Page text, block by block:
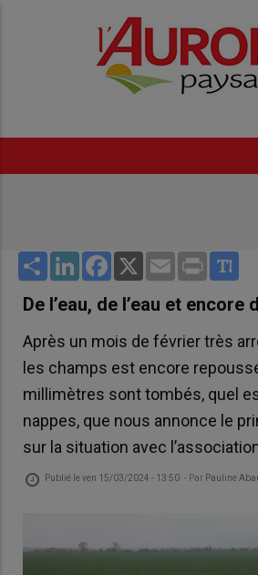
Share LinkedInFacebook
X Email Print
De l’eau, de l’eau et encore
Après un mois de février très
les champs est encore
millimètres sont tombés, quel
nappes, que nous annonce le
sur la situation avec
Publié leven 15/03/2024 - 13:50 - Par Pauline